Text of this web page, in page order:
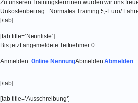
Zu unseren Trainingsterminen würden wir uns
Unkostenbeitrag : Normales Training 5,-Euro/
[/tab]
[tab title=’Nennliste‘]
Bis jetzt angemeldete Teilnehmer 0
Anmelden: Online NennungAbmelden:Abmelden
[/tab]
[tab title=’Ausschreibung‘]